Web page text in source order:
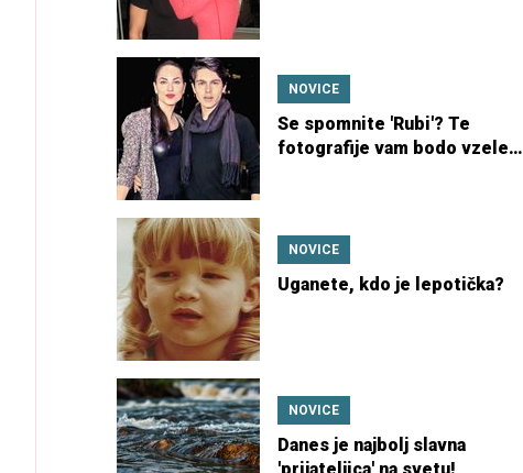
NOVICE
Se spomnite 'Rubi'? Te
fotografije vam bodo vzele
NOVICE
Uganete, kdo je lepotička?
NOVICE
Danes je najbolj slavna